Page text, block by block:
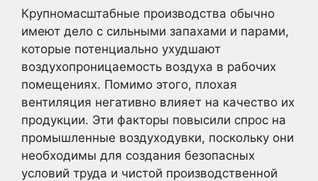
Крупномасштабные производства обычно
имеют дело с сильными запахами и парами,
которые потенциально ухудшают
воздухопроницаемость воздуха в рабочих
помещениях. Помимо этого, плохая
вентиляция негативно влияет на качество их
продукции. Эти факторы повысили спрос на
промышленные воздуходувки, поскольку они
необходимы для создания безопасных
условий труда и чистой производственной